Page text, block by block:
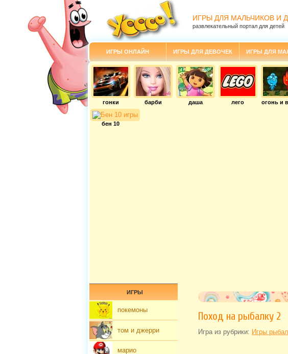
ИГРЫ ДЛЯ МАЛЬЧИКОВ И
развлекательный портал для детей
ИГРЫ ОНЛАЙН ИГРЫ ДЛЯ ДЕВОЧЕК ИГРЫ ДЛЯ
гонки барби даша лего огонь и
бен 10
Поход на рыбалку 2
Игра из рубрики: Игры
ИГРЫ
покемоны
том и джерри
марио